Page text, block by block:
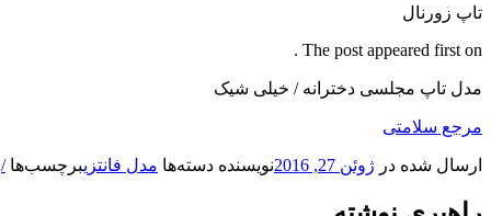
تاپ زورنال
The post appeared first on .
مدل تاپ مجلسی دخترانه / خیلی شیک
مرجع سلامتی
ارسال شده در ژوئن 27, 2016 نویسنده دسته‌ها مدل فانتزیبرچسب‌ها/